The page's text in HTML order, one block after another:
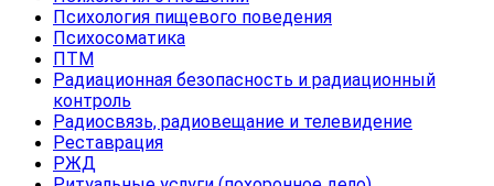
Психология пищевого поведения
Психосоматика
ПТМ
Радиационная безопасность и радиационный
контроль
Радиосвязь, радиовещание и телевидение
Реставрация
РЖД